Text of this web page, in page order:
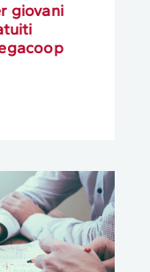
giovani